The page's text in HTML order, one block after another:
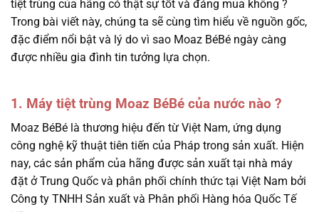
tiệt trùng của hãng có thật sự tốt và đáng mua không ?
Trong bài viết này, chúng ta sẽ cùng tìm hiểu về nguồn gốc,
đặc điểm nổi bật và lý do vì sao Moaz BéBé ngày càng
được nhiều gia đình tin tưởng lựa chọn.
1. Máy tiệt trùng Moaz BéBé của nước nào ?
Moaz BéBé là thương hiệu đến từ Việt Nam, ứng dụng
công nghệ kỹ thuật tiên tiến của Pháp trong sản xuất. Hiện
nay, các sản phẩm của hãng được sản xuất tại nhà máy
đặt ở Trung Quốc và phân phối chính thức tại Việt Nam bởi
Công ty TNHH Sản xuất và Phân phối Hàng hóa Quốc Tế